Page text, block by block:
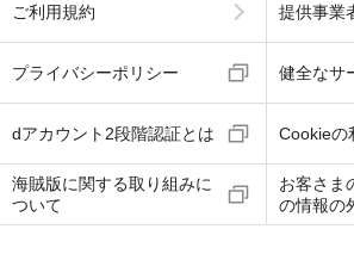
ご利用規約 提供事業
プライバシーポリシー 健全なサ
dアカウント2段階認証とは Cookieの
海賊版に関する取り組みに
ついて
お客さま
の情報の